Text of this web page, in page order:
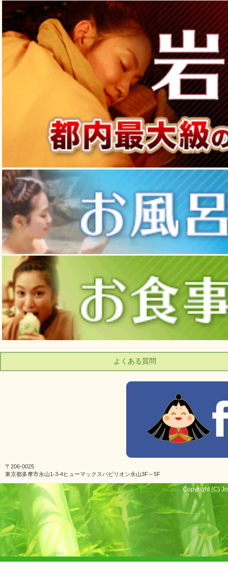
よくある質問
〒206-0025
東京都多摩市永山1-3-4ヒューマックスパビリオン永山3F～5F
Copyright (C)